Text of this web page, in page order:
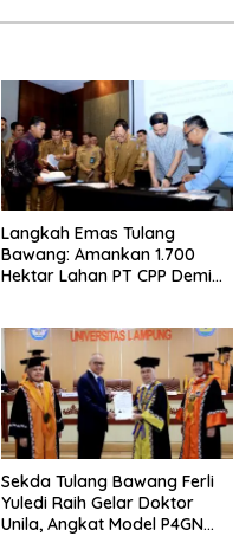
Langkah Emas Tulang
Bawang: Amankan 1.700
Hektar Lahan PT CPP Demi
Sekda Tulang Bawang Ferli
Yuledi Raih Gelar Doktor
Unila, Angkat Model P4GN